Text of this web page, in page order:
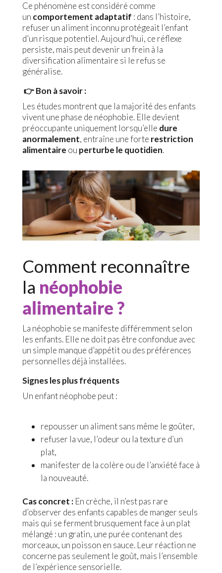
Ce phénomène est considéré comme
un comportement adaptatif : dans l’histoire,
refuser un aliment inconnu protégeait l’enfant
d’un risque potentiel. Aujourd’hui, ce réflexe
persiste, mais peut devenir un frein à la
diversification alimentaire si le refus se
généralise.
👉 Bon à savoir :
Les études montrent que la majorité des enfants
vivent une phase de néophobie. Elle devient
préoccupante uniquement lorsqu’elle dure
anormalement, entraîne une forte restriction
alimentaire ou perturbe le quotidien.
Comment reconnaître
la néophobie
alimentaire ?
La néophobie se manifeste différemment selon
les enfants. Elle ne doit pas être confondue avec
un simple manque d’appétit ou des préférences
personnelles déjà installées.
Signes les plus fréquents
Un enfant néophobe peut :
repousser un aliment sans même le goûter,
refuser la vue, l’odeur ou la texture d’un
plat,
manifester de la colère ou de l’anxiété face à
la nouveauté.
Cas concret : En crèche, il n’est pas rare
d’observer des enfants capables de manger seuls
mais qui se ferment brusquement face à un plat
mélangé : un gratin, une purée contenant des
morceaux, un poisson en sauce. Leur réaction ne
concerne pas seulement le goût, mais l’ensemble
de l’expérience sensorielle.